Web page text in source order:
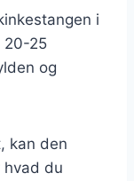
i
20-25
og
kan den
hvad du